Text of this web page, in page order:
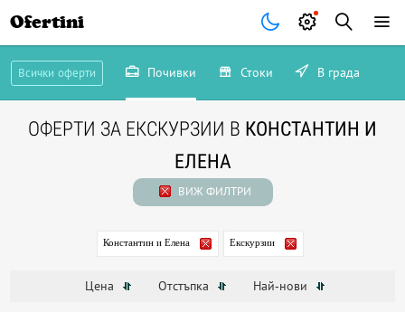
Ofertini
Всички оферти Почивки Стоки В града
ОФЕРТИ ЗА ЕКСКУРЗИИ В КОНСТАНТИН И
ЕЛЕНА
ВИЖ ФИЛТРИ
Константин и Елена Екскурзии
Цена Отстъпка Най-нови